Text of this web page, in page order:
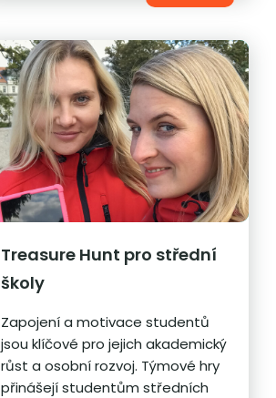
Treasure Hunt pro střední
školy
Zapojení a motivace studentů
jsou klíčové pro jejich akademický
růst a osobní rozvoj. Týmové hry
přinášejí studentům středních